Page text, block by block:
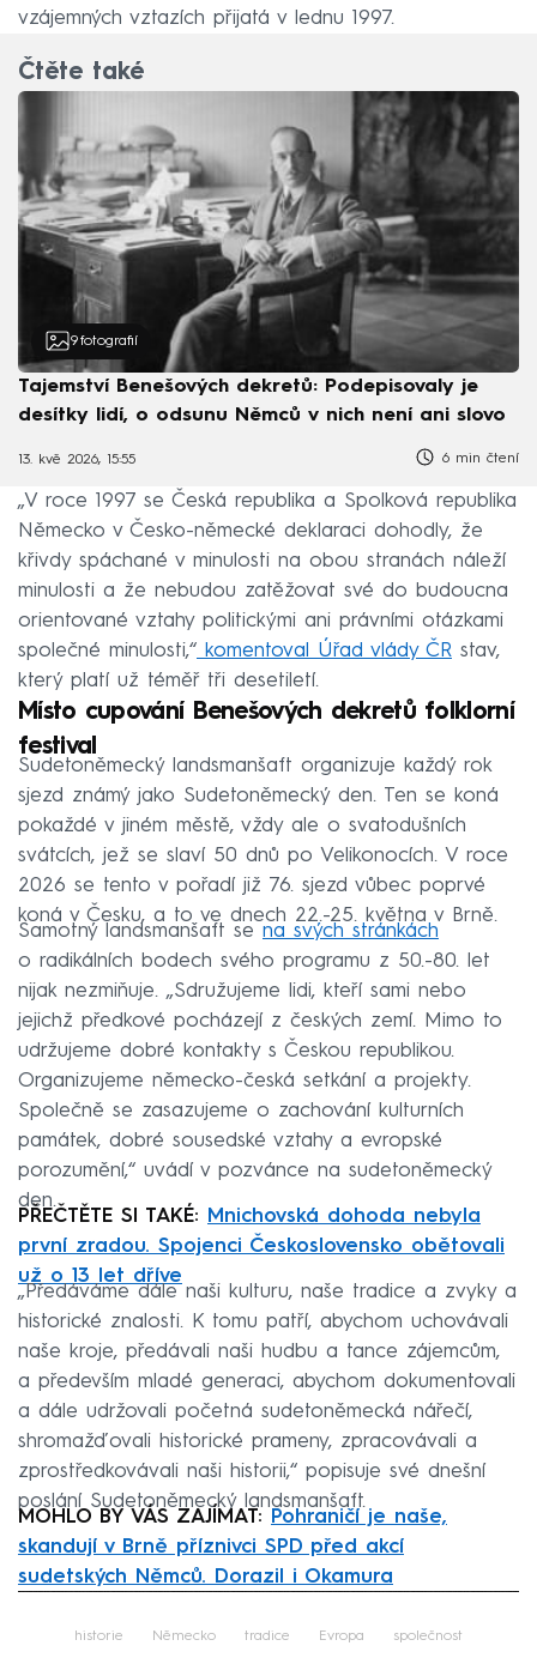
vzájemných vztazích přijatá v lednu 1997.
Čtěte také
9 fotografií
Tajemství Benešových dekretů: Podepisovaly je
desítky lidí, o odsunu Němců v nich není ani slovo
13. kvě 2026, 15:55 6 min čtení
„V roce 1997 se Česká republika a Spolková republika
Německo v Česko-německé deklaraci dohodly, že
křivdy spáchané v minulosti na obou stranách náleží
minulosti a že nebudou zatěžovat své do budoucna
orientované vztahy politickými ani právními otázkami
společné minulosti,“ komentoval Úřad vlády ČR stav,
který platí už téměř tři desetiletí.
Místo cupování Benešových dekretů folklorní
festival
Sudetoněmecký landsmanšaft organizuje každý rok
sjezd známý jako Sudetoněmecký den. Ten se koná
pokaždé v jiném městě, vždy ale o svatodušních
svátcích, jež se slaví 50 dnů po Velikonocích. V roce
2026 se tento v pořadí již 76. sjezd vůbec poprvé
koná v Česku, a to ve dnech 22.-25. května v Brně.
Samotný landsmanšaft se na svých stránkách
o radikálních bodech svého programu z 50.-80. let
nijak nezmiňuje. „Sdružujeme lidi, kteří sami nebo
jejichž předkové pocházejí z českých zemí. Mimo to
udržujeme dobré kontakty s Českou republikou.
Organizujeme německo-česká setkání a projekty.
Společně se zasazujeme o zachování kulturních
památek, dobré sousedské vztahy a evropské
porozumění,“ uvádí v pozvánce na sudetoněmecký
den.
PŘEČTĚTE SI TAKÉ:
Mnichovská dohoda nebyla
první zradou. Spojenci Československo obětovali
už o 13 let dříve
„Předáváme dále naši kulturu, naše tradice a zvyky a
historické znalosti. K tomu patří, abychom uchovávali
naše kroje, předávali naši hudbu a tance zájemcům,
a především mladé generaci, abychom dokumentovali
a dále udržovali početná sudetoněmecká nářečí,
shromažďovali historické prameny, zpracovávali a
zprostředkovávali naši historii,“ popisuje své dnešní
poslání Sudetoněmecký landsmanšaft.
MOHLO BY VÁS ZAJÍMAT:
Pohraničí je naše,
skandují v Brně příznivci SPD před akcí
sudetských Němců. Dorazil i Okamura
historie Německo tradice Evropa společnost